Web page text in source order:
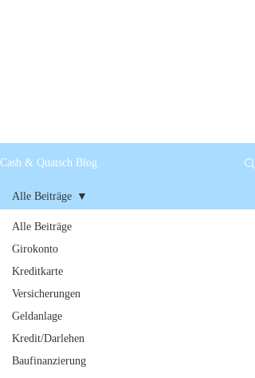
Cash & Quatsch Blog
Alle Beiträge
Girokonto
Kreditkarte
Versicherungen
Geldanlage
Kredit/Darlehen
Baufinanzierung
Alle Beiträge